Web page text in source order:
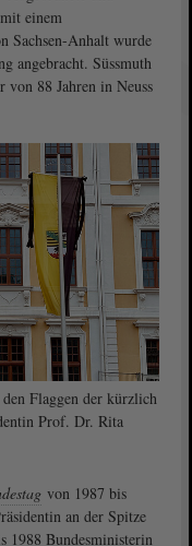
einem
Sachsen-Anhalt wurde
angebracht. Süssmuth
88 Jahren in Neuss
Flaggen der kürzlich
Prof. Dr. Rita
von 1987 bis
an der Spitze
1988 Bundesministerin